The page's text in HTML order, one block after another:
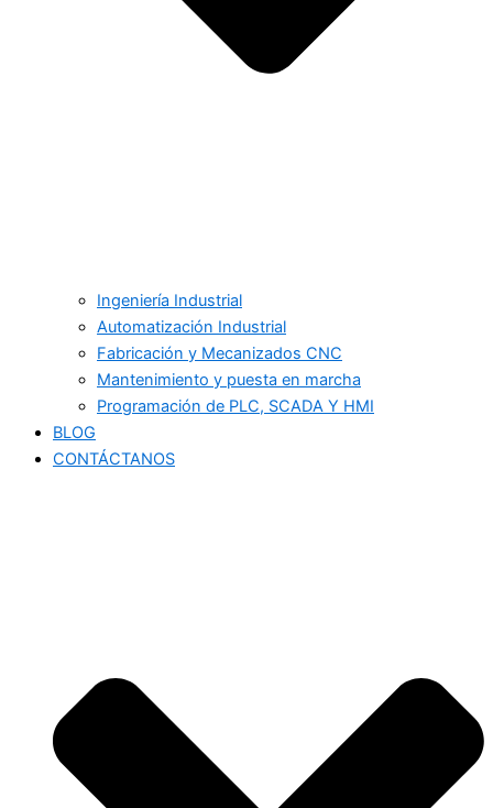
Ingeniería Industrial
Automatización Industrial
Fabricación y Mecanizados CNC
Mantenimiento y puesta en marcha
Programación de PLC, SCADA Y HMI
BLOG
CONTÁCTANOS